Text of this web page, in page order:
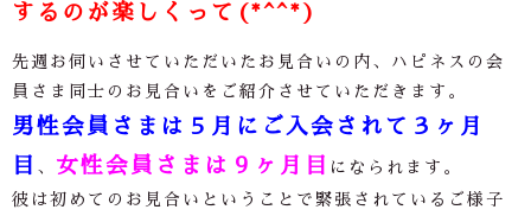
するのが楽しくって(*^^*)
先週お伺いさせていただいたお見合いの内、ハピネスの会
員さま同士のお見合いをご紹介させていただきます。
男性会員さまは５月にご入会されて３ヶ月
目 、 女性会員さまは９ヶ月目 になられます。
彼は初めてのお見合いということで緊張されているご様子